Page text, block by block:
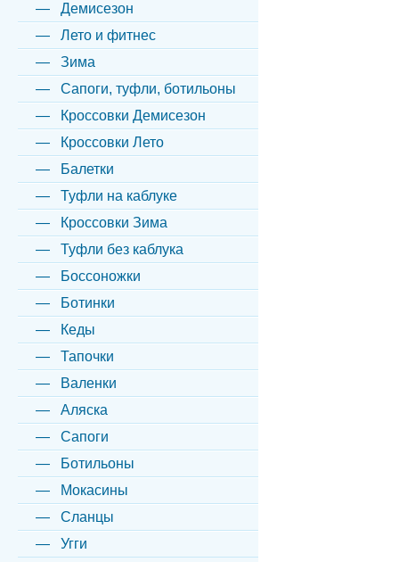
Демисезон
Лето и фитнес
Зима
Сапоги, туфли, ботильоны
Кроссовки Демисезон
Кроссовки Лето
Балетки
Туфли на каблуке
Кроссовки Зима
Туфли без каблука
Боссоножки
Ботинки
Кеды
Тапочки
Валенки
Аляска
Сапоги
Ботильоны
Мокасины
Сланцы
Угги